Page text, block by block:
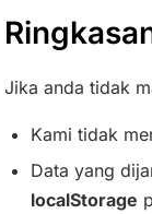
Jika anda tidak
Kami tidak
Data yang
localStorage